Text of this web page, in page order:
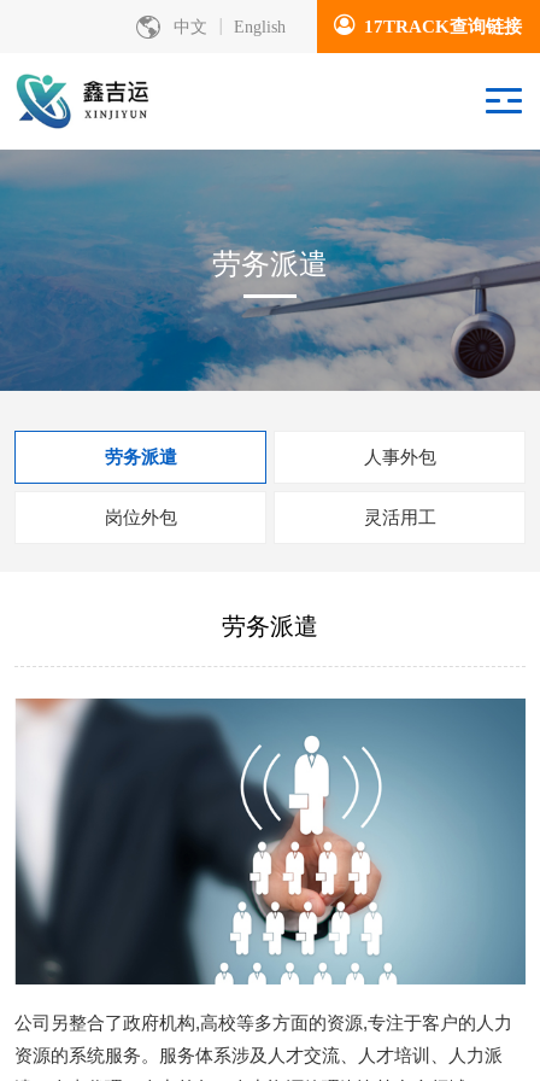
中文 English 17TRACK查询链接
劳务派遣
劳务派遣 人事外包
岗位外包 灵活用工
劳务派遣
公司另整合了政府机构,高校等多方面的资源,专注于客户的人力
资源的系统服务。服务体系涉及人才交流、人才培训、人力派